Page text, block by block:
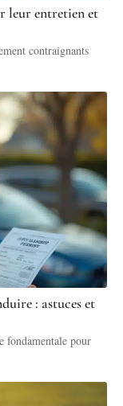
leur entretien et
contraignants
: astuces et
fondamentale pour